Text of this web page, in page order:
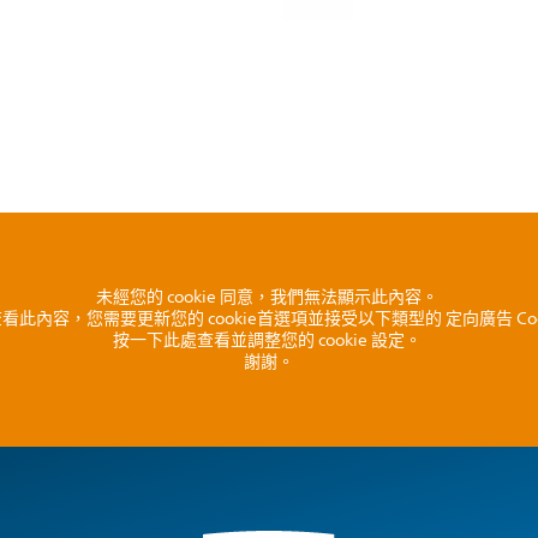
未經您的 cookie 同意，我們無法顯示此內容。
此內容，您需要更新您的 cookie首選項並接受以下類型的 定向廣告
按一下此處查看並調整您的 cookie 設定。
謝謝。